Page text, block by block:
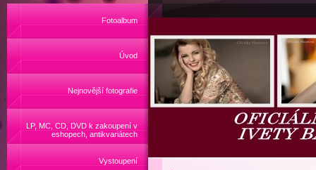
Fotoalbum
Úvod
Nejnovější fotografie
LP, MC, CD, DVD k zakoupení v
eshopech, antikvariátech
Vystoupení